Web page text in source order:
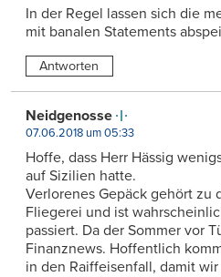
In der Regel lassen sich die
mit banalen Statements
Antworten
Neidgenosse
07.06.2018 um 05:33
Hoffe, dass Herr Hässig
auf Sizilien hatte.
Verlorenes Gepäck gehört zu
Fliegerei und ist
passiert. Da der Sommer vor
Finanznews. Hoffentlich
in den Raiffeisenfall, damit